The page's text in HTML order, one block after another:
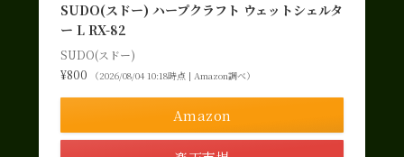
SUDO(スドー) ハープクラフト ウェットシェルタ
ー L RX-82
SUDO(スドー)
¥800
（2026/08/04 10:18時点 | Amazon調べ）
Amazon